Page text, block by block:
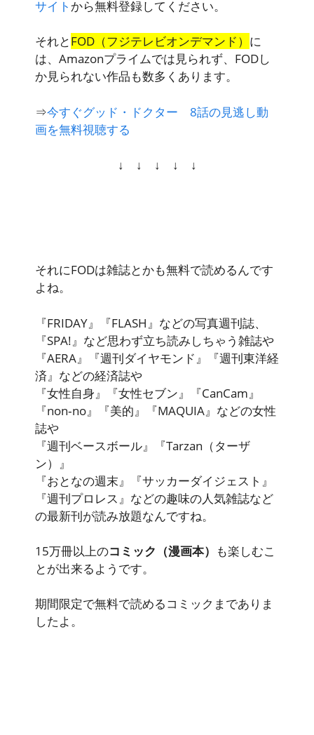
サイト から無料登録してください。
それとFOD（フジテレビオンデマンド） に
は、Amazonプライムでは見られず、FODし
か見られない作品も数多くあります。
⇒今すぐグッド・ドクター 8話の見逃し動
画を無料視聴する
↓ ↓ ↓ ↓ ↓
それにFODは雑誌とかも無料で読めるんです
よね。
『FRIDAY』『FLASH』などの写真週刊誌、
『SPA!』など思わず立ち読みしちゃう雑誌や
『AERA』『週刊ダイヤモンド』『週刊東洋経
済』などの経済誌や
『女性自身』『女性セブン』『CanCam』
『non‐no』『美的』『MAQUIA』などの女性
誌や
『週刊ベースボール』『Tarzan（ターザ
ン）』
『おとなの週末』『サッカーダイジェスト』
『週刊プロレス』などの趣味の人気雑誌など
の最新刊が読み放題なんですね。
15万冊以上のコミック（漫画本） も楽しむこ
とが出来るようです。
期間限定で無料で読めるコミックまでありま
したよ。